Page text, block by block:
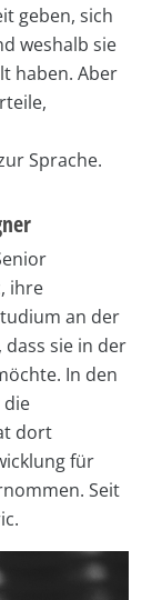
geben, sich
weshalb sie
haben. Aber
Sprache.
ihre
an der
dass sie in der
In den
die
dort
für
Seit